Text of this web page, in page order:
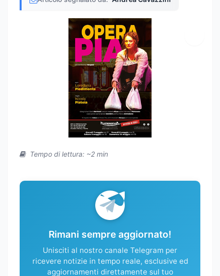
Tempo di lettura: ~2 min
Rimani sempre aggiornato!
Unisciti al nostro canale Telegram per
ricevere notizie in tempo reale, esclusive ed
aggiornamenti direttamente sul tuo